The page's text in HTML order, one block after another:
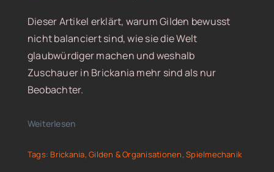
Dieser Artikel erklärt, warum Gilden bewusst
nicht balanciert sind, wie sie die Welt
glaubwürdiger machen und weshalb
Zuschauer in Brickania mehr sind als nur
Beobachter.
Weiterlesen
Tags: Brickania,Gilden & Organisationen,Spielmechanik